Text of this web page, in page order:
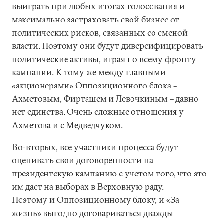
выиграть при любых итогах голосования и
максимально застраховать свой бизнес от
политических рисков, связанных со сменой
власти. Поэтому они будут диверсифицировать
политические активы, играя по всему фронту
кампании. К тому же между главными
«акционерами» Оппозиционного блока –
Ахметовым, Фирташем и Левочкиным – давно
нет единства. Очень сложные отношения у
Ахметова и с Медведчуком.
Во-вторых, все участники процесса будут
оценивать свои договоренности на
президентскую кампанию с учетом того, что это
им даст на выборах в Верховную раду.
Поэтому и Оппозиционному блоку, и «За
жизнь» выгодно договариваться дважды –